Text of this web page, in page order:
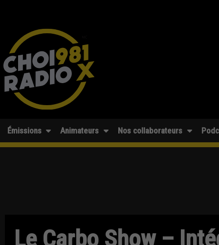
Émissions Animateurs Nos collaborateurs
Le Carbo Show –